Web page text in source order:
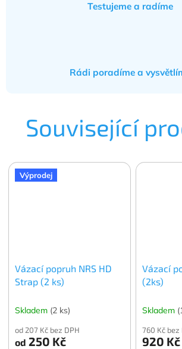
Testujeme a radíme
Rádi poradíme a
Související
Výprodej
Vázací popruh NRS HD
Strap (2 ks)
Skladem (2 ks)
od 207 Kč bez DPH
od 250 Kč
Vázací
(2ks)
Skladem
760 Kč bez
920 Kč